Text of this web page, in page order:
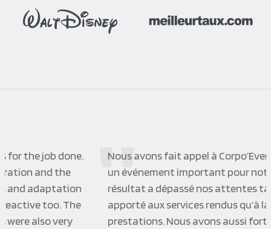
Nous avons fait appel à Corpo’Events pour célébrer
un événement important pour notre société ; le
résultat a dépassé nos attentes tant sur le soin
apporté aux services rendus qu’à la qualité des
prestations. Nous avons aussi fortement apprécié